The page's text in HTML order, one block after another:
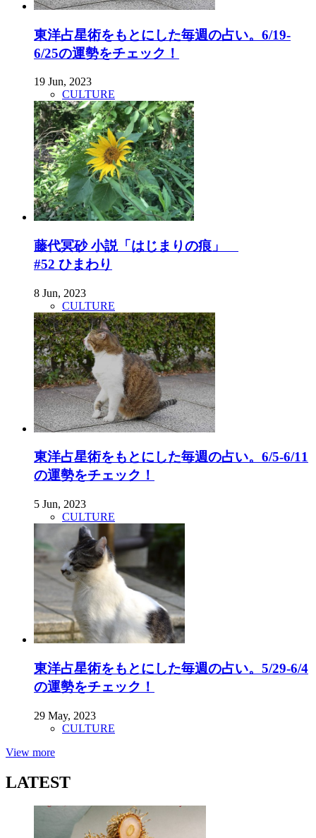
東洋占星術をもとにした毎週の占い。6/19-
6/25の運勢をチェック！
19 Jun, 2023
CULTURE
藤代冥砂 小説「はじまりの痕」
#52 ひまわり
8 Jun, 2023
CULTURE
東洋占星術をもとにした毎週の占い。6/5-6/11
の運勢をチェック！
5 Jun, 2023
CULTURE
東洋占星術をもとにした毎週の占い。5/29-6/4
の運勢をチェック！
29 May, 2023
CULTURE
View more
LATEST